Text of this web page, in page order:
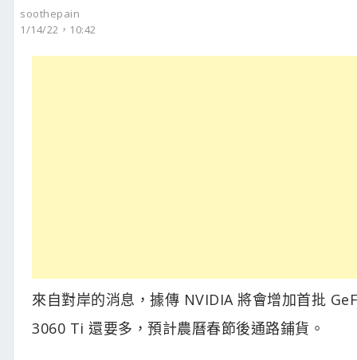
soothepain
1/14/22，10:42
來自對岸的消息，據傳 NVIDIA 將會增加首批
3060 Ti 還要多，預計農曆春節後通路鋪貨。